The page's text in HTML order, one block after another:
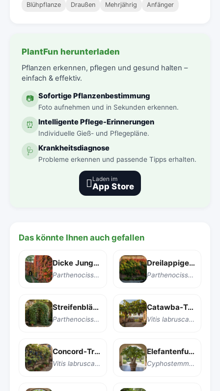
Blühpflanze Draußen Mehrjährig Anfänger
PlantFun herunterladen
Pflanzen erkennen, pflegen und gesund halten –
einfach & effektiv.
📷 Sofortige Pflanzenbestimmung
Foto aufnehmen und in Sekunden erkennen.
⏰ Intelligente Pflege-Erinnerungen
Individuelle Gieß- und Pflegepläne.
🩺 Krankheitsdiagnose
Probleme erkennen und passende Tipps erhalten.
 Laden im
App Store
Das könnte Ihnen auch gefallen
Dicke Jungfernrebe
Parthenocissus inserta
Dreilappiger Wilder Wein
Parthenocissus tricuspidata
Streifenblättrige Wildrebe
Parthenocissus striata
Catawba-Traube
Vitis labrusca 'Catawba'
Concord-Traube
Vitis labrusca 'Concord'
Elefantenfuß-Schildkrötenpflanze
Cyphostemma currorii